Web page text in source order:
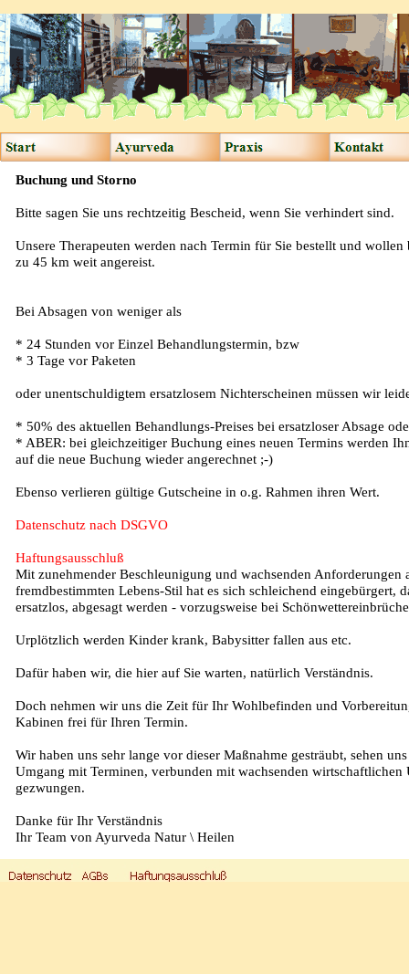
Buchung und Storno
Bitte sagen Sie uns rechtzeitig Bescheid, wenn Sie verhindert sind.
Unsere Therapeuten werden nach Termin für Sie bestellt und
zu 45 km weit angereist.
Bei Absagen von weniger als
* 24 Stunden vor Einzel Behandlungstermin, bzw
* 3 Tage vor Paketen
oder unentschuldigtem ersatzlosem Nichterscheinen müssen wir
* 50% des aktuellen Behandlungs-Preises bei ersatzloser Absage
* ABER: bei gleichzeitiger Buchung eines neuen Termins werden
auf die neue Buchung wieder angerechnet ;-)
Ebenso verlieren gültige Gutscheine in o.g. Rahmen ihren Wert.
Datenschutz nach DSGVO
Haftungsausschluß
Mit zunehmender Beschleunigung und wachsenden
fremdbestimmten Lebens-Stil hat es sich schleichend eingebürgert,
ersatzlos, abgesagt werden - vorzugsweise bei
Urplötzlich werden Kinder krank, Babysitter fallen aus etc.
Dafür haben wir, die hier auf Sie warten, natürlich Verständnis.
Doch nehmen wir uns die Zeit für Ihr Wohlbefinden und
Kabinen frei für Ihren Termin.
Wir haben uns sehr lange vor dieser Maßnahme gesträubt, sehen
Umgang mit Terminen, verbunden mit wachsenden wirtschaftlichen
gezwungen.
Danke für Ihr Verständnis
Ihr Team von Ayurveda Natur \ Heilen